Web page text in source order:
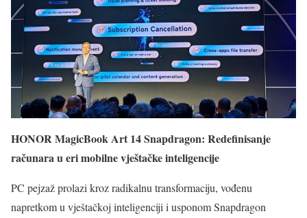
HONOR MagicBook Art 14 Snapdragon: Redefinisanje
računara u eri mobilne vještačke inteligencije
PC pejzaž prolazi kroz radikalnu transformaciju, vođenu
napretkom u vještačkoj inteligenciji i usponom Snapdragon